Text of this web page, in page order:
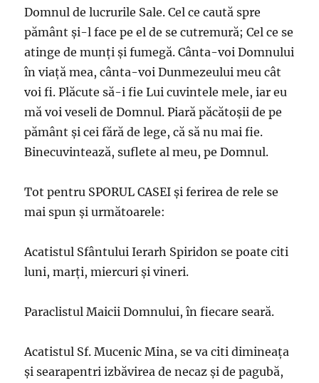
Domnul de lucrurile Sale. Cel ce caută spre
pământ şi-l face pe el de se cutremură; Cel ce se
atinge de munţi şi fumegă. Cânta-voi Domnului
în viaţă mea, cânta-voi Dunmezeului meu cât
voi fi. Plăcute să-i fie Lui cuvintele mele, iar eu
mă voi veseli de Domnul. Piară păcătoşii de pe
pământ şi cei fără de lege, că să nu mai fie.
Binecuvintează, suflete al meu, pe Domnul.
Tot pentru SPORUL CASEI și ferirea de rele se
mai spun și următoarele:
Acatistul Sfântului Ierarh Spiridon se poate citi
luni, marți, miercuri și vineri.
Paraclistul Maicii Domnului, în fiecare seară.
Acatistul Sf. Mucenic Mina, se va citi dimineața
și searapentri izbăvirea de necaz și de pagubă,